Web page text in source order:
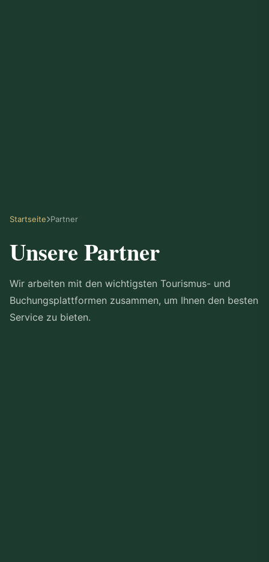
Startseite Partner
Unsere Partner
Wir arbeiten mit den wichtigsten Tourismus- und
Buchungsplattformen zusammen, um Ihnen den besten
Service zu bieten.